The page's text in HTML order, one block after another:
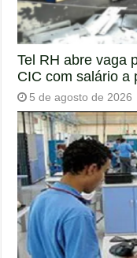
Tel RH abre vaga
CIC com salário a
5 de agosto de 2026